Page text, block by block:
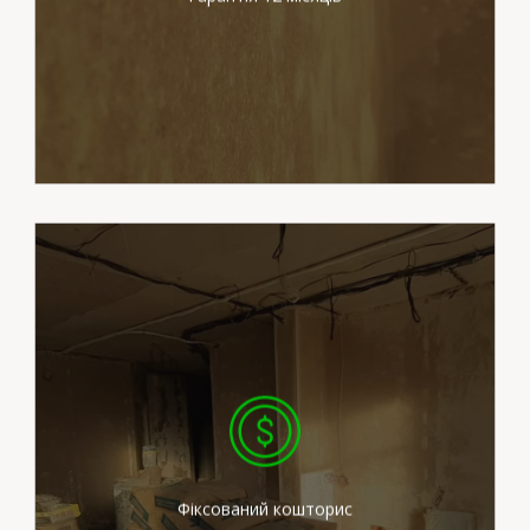
Фіксований кошторис
Вартість робіт вказана в
договорі є незмінною.